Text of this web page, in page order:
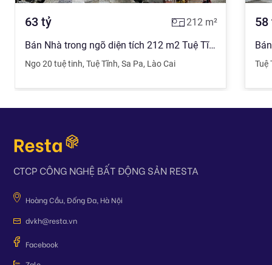
63 tỷ 212 m²
Bán Nhà trong ngõ diện tích 212 m2 Tuệ Tĩnh, Sa Pa giá 63 tỷ đồng
Ngo 20 tuệ tinh, Tuệ Tĩnh, Sa Pa, Lào Cai
58
Tuệ
CTCP CÔNG NGHỆ BẤT ĐỘNG SẢN RESTA
Hoàng Cầu, Đống Đa, Hà Nội
dvkh@resta.vn
Facebook